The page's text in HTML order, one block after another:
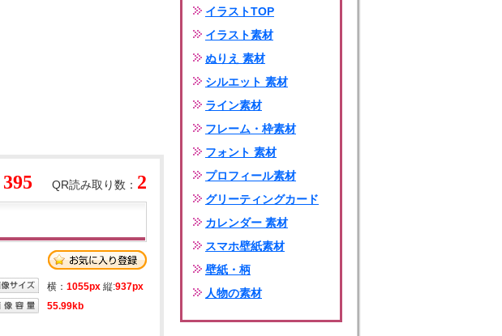
QR読み取り数： 2
395
横： 1055px 縦:937px
55.99kb
イラストTOP
イラスト素材
ぬりえ 素材
シルエット 素材
ライン素材
フレーム・枠素材
フォント 素材
プロフィール素材
グリーティングカード
カレンダー 素材
スマホ壁紙素材
壁紙・柄
人物の素材